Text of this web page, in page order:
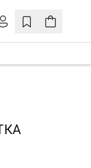
ЗАПИСЬ